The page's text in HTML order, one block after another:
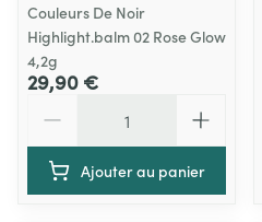
Couleurs De Noir
Highlight.balm 02 Rose Glow
4,2g
29,90 €
Ajouter au panier